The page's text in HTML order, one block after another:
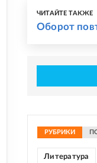
ЧИТАЙТЕ ТАКЖЕ
Оборот
РУБРИКИ
Литература